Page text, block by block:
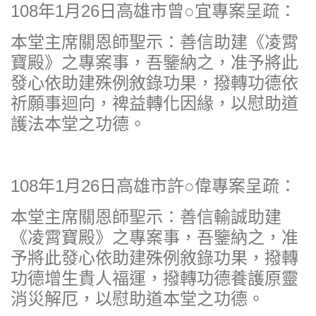
108年1月26日高雄市曾○宜專案呈疏：
本堂主席關恩師聖示：善信助建《凌霄
寶殿》之專案事，吾鑒納之，准予將此
發心依助建殊例敘錄功果，撥轉功德依
祈願事迴向，禆益轉化因緣，以慰助道
護法本堂之功德。
108年1月26日高雄市許○偉專案呈疏：
本堂主席關恩師聖示：善信輸誠助建
《凌霄寶殿》之專案事，吾鑒納之，准
予將此發心依助建殊例敘錄功果，撥轉
功德增生貴人福運，撥轉功德養護原靈
消災解厄，以慰助道本堂之功德。